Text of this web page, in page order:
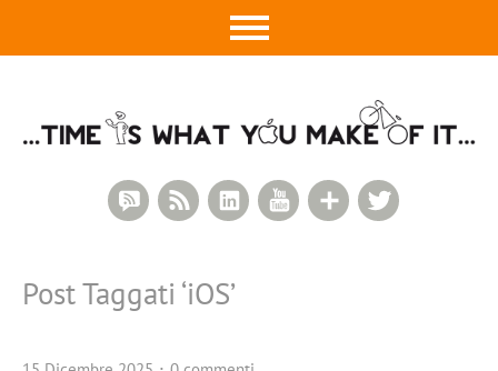
Google+
YouTube
LinkedIn
RSS Feed
RSS Comments
Post Taggati ‘iOS’